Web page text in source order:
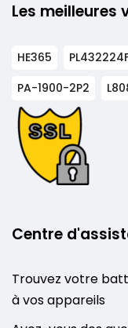
Les meilleures
HE365
PA-1900-2P2
Centre
Trouvez votre
à vos appareils